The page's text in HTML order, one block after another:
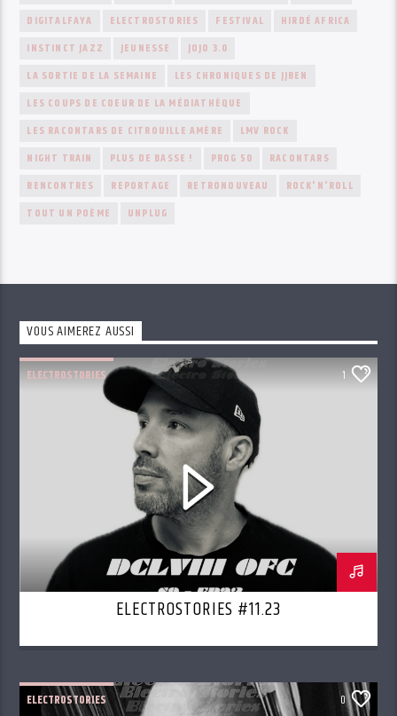
DIGITALFAYA
ELECTROSTORIES FESTIVAL
HIRDÉ AFRICA
INSTINCT JAZZ
JEUNESSE
JOJO 3.0
LA SORTIE DE LA SEMAINE
LES CHRONIQUES DE JJBEN
LES COUPS DE COEUR DE LA MÉDIATHÈQUE
LES RACONTARS DE CITROUILLE AMÈRE
LMV ROCK
NIGHT TRAIN
PLUS DE BASSE ! PROG 50
RACONTARS
RENCONTRES
REPORTAGE RETRONOUVEAU
ROCK'N'ROLL
TOUT UN POÈME
UNPLUG
VOUS AIMEREZ AUSSI
ELECTROSTORIES 1
ELECTROSTORIES #11.23
ELECTROSTORIES 0